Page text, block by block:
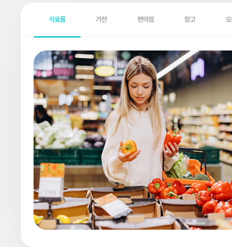
식료품 가전 편의점 창고